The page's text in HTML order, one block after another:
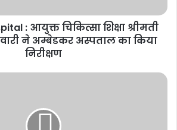
: आयुक्त चिकित्सा शिक्षा श्रीमती
ने अम्बेडकर अस्पताल का किया
निरीक्षण